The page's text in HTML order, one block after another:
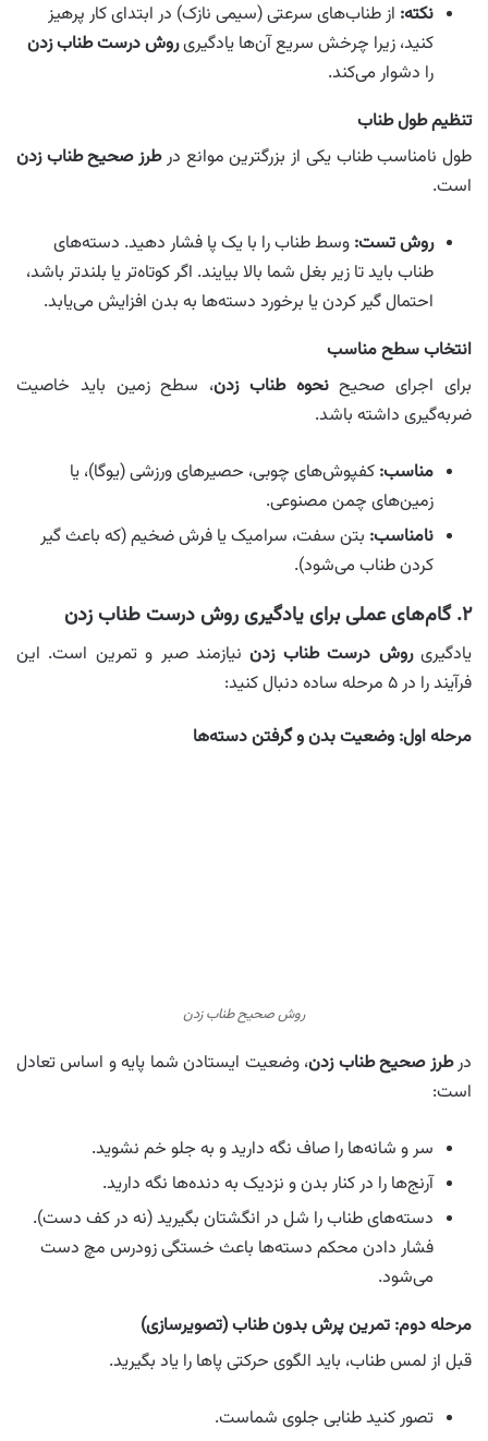
نکته: از طناب‌های سرعتی (سیمی نازک) در ابتدای کار پرهیز
کنید، زیرا چرخش سریع آن‌ها یادگیریروش درست طناب زدن
را دشوار می‌کند.
تنظیم طول طناب
طول نامناسب طناب یکی از بزرگترین موانع درطرز صحیح طناب زدن
است.
روش تست: وسط طناب را با یک پا فشار دهید. دسته‌های
طناب باید تا زیر بغل شما بالا بیایند. اگر کوتاه‌تر یا بلندتر باشد،
احتمال گیر کردن یا برخورد دسته‌ها به بدن افزایش می‌یابد.
انتخاب سطح مناسب
برای اجرای صحیحنحوه طناب زدن، سطح زمین باید خاصیت
ضربه‌گیری داشته باشد.
مناسب: کفپوش‌های چوبی، حصیرهای ورزشی (یوگا)، یا
زمین‌های چمن مصنوعی.
نامناسب: بتن سفت، سرامیک یا فرش ضخیم (که باعث گیر
کردن طناب می‌شود).
۲. گام‌های عملی برای یادگیری روش درست طناب زدن
یادگیریروش درست طناب زدننیازمند صبر و تمرین است. این
فرآیند را در ۵ مرحله ساده دنبال کنید:
مرحله اول: وضعیت بدن و گرفتن دسته‌ها
روش صحیح طناب زدن
درطرز صحیح طناب زدن، وضعیت ایستادن شما پایه و اساس تعادل
است:
سر و شانه‌ها را صاف نگه دارید و به جلو خم نشوید.
آرنج‌ها را در کنار بدن و نزدیک به دنده‌ها نگه دارید.
دسته‌های طناب را شل در انگشتان بگیرید (نه در کف دست).
فشار دادن محکم دسته‌ها باعث خستگی زودرس مچ دست
می‌شود.
مرحله دوم: تمرین پرش بدون طناب (تصویرسازی)
قبل از لمس طناب، باید الگوی حرکتی پاها را یاد بگیرید.
تصور کنید طنابی جلوی شماست.